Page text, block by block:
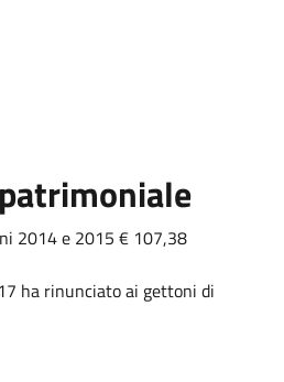
2014 e 2015 € 107,38
ha rinunciato ai gettoni di